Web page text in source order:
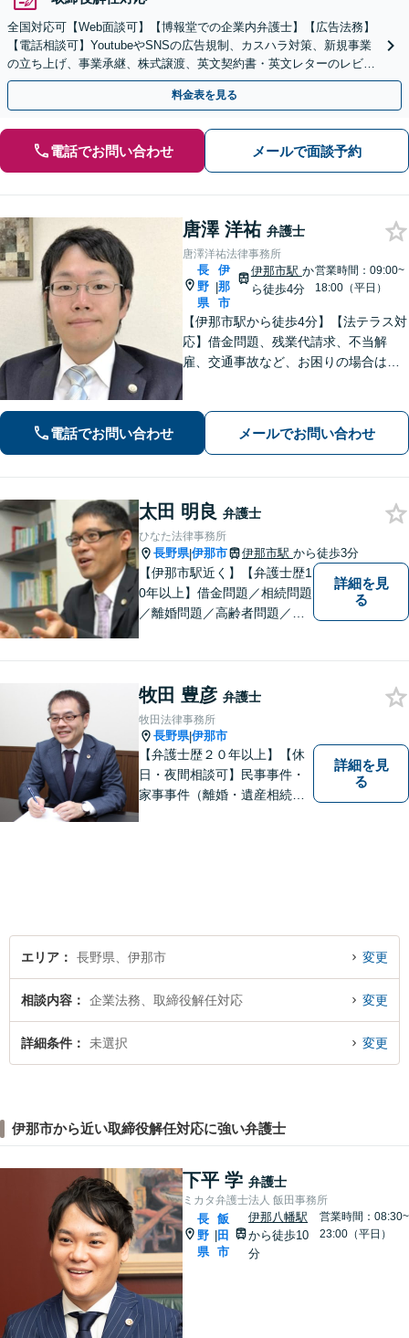
全国対応可【Web面談可】【博報堂での企業内弁護士】【広告法務】
【電話相談可】YoutubeやSNSの広告規制、カスハラ対策、新規事業
の立ち上げ、事業承継、株式譲渡、英文契約書・英文レターのレビュ
ー・ドラフトなどに対応。
料金表を見る
電話でお問い合わせ メールで面談予約
唐澤 洋祐 弁護士
唐澤洋祐法律事務所
長
野
県
|
伊
那
市
伊那市駅 か
ら徒歩4分
営業時間：09:00~
18:00（平日）
【伊那市駅から徒歩4分】【法テラス対
応】借金問題、残業代請求、不当解
雇、交通事故など、お困りの場合はす
ます!【秘密厳守】【破産管財人】
電話でお問い合わせ メールでお問い合わせ
太田 明良 弁護士
ひなた法律事務所
長野県|伊那市 伊那市駅 から徒歩3分
【伊那市駅近く】【弁護士歴1
0年以上】借金問題／相続問題
／離婚問題／高齢者問題／相
根ざした弁護士】もし何かお
困りな事がございましたらお
気軽にご相談ください。
詳細を見
る
牧田 豊彦 弁護士
牧田法律事務所
長野県|伊那市
【弁護士歴２０年以上】【休
日・夜間相談可】民事事件・
家事事件（離婚・遺産相続、
詳細を見
る
エリア 長野県、伊那市 変更
相談内容 企業法務、取締役解任対応 変更
詳細条件 未選択 変更
伊那市から近い取締役解任対応に強い弁護士
下平 学 弁護士
ミカタ弁護士法人 飯田事務所
長
野
県
飯
田
市
伊那八幡駅
から徒歩10
分
営業時間：08:30~
23:00（平日）